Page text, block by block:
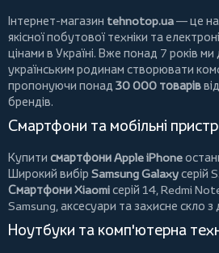
Інтернет-магазин tehnotop.ua— це
якісної побутової техніки та
цінами в Україні. Вже понад 7 років
українським родинам створювати
пропонуючи понад 30 000 товарів
брендів.
Смартфони та мобільні
Купити смартфони Apple iPhone
Широкий вибір Samsung Galaxyсерій
Смартфони Xiaomiсерій 14, Redmi
Samsung, аксесуари тазахисне скло з
Ноутбуки та комп'ютерна